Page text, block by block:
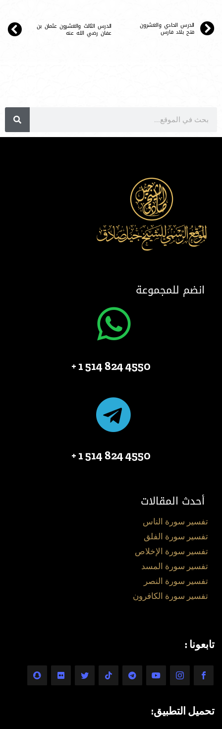
الدرس الحادي والعشرون
فتح بلاد فارس
الدرس الثالث والعشرون عثمان بن
عفان رضي الله عنه
انضم للمجموعة
4550 824 514 1 +
4550 824 514 1 +
أحدث المقالات
تفسير سورة الناس
تفسير سورة الفلق
تفسير سورة الإخلاص
تفسير سورة المسد
تفسير سورة النصر
تفسير سورة الكافرون
تابعونا :
تحميل التطبيق: